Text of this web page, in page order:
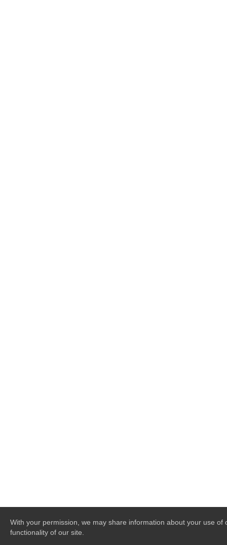
With your permission, we may share information about your use of
functionality of our site.